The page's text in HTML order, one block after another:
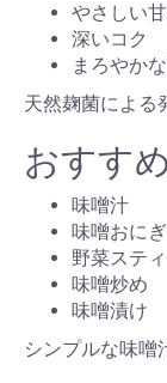
やさしい
深いコク
まろやか
天然麹菌による
おすす
味噌汁
味噌おにぎ
野菜ステ
味噌炒め
味噌漬け
シンプルな味噌